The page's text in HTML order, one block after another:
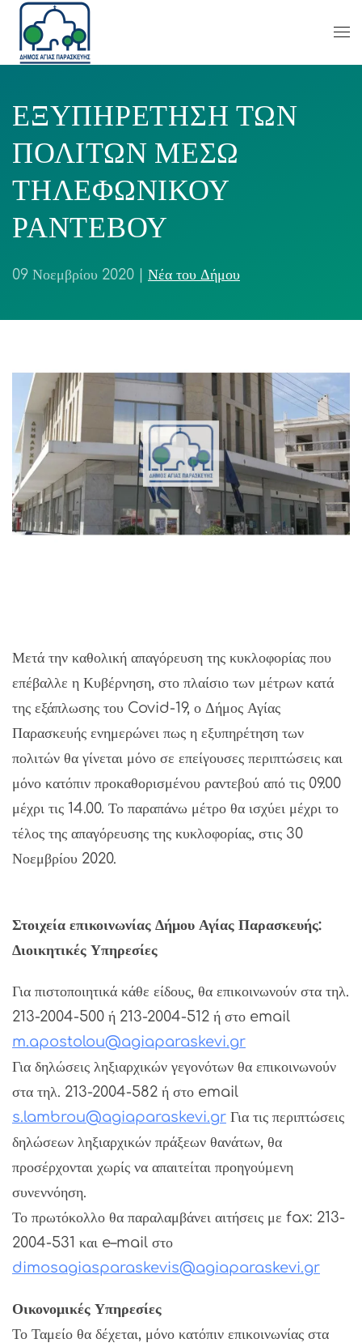
ΕΞΥΠΗΡΕΤΗΣΗ ΤΩΝ
ΠΟΛΙΤΩΝ ΜΕΣΩ
ΤΗΛΕΦΩΝΙΚΟΥ
ΡΑΝΤΕΒΟΥ
09 Νοεμβρίου 2020 Νέα του Δήμου
Μετά την καθολική απαγόρευση της κυκλοφορίας που
επέβαλλε η Κυβέρνηση, στο πλαίσιο των μέτρων κατά
της εξάπλωσης του Covid-19, ο Δήμος Αγίας
Παρασκευής ενημερώνει πως η εξυπηρέτηση των
πολιτών θα γίνεται μόνο σε επείγουσες περιπτώσεις και
μόνο κατόπιν προκαθορισμένου ραντεβού από τις 09.00
μέχρι τις 14.00. Το παραπάνω μέτρο θα ισχύει μέχρι το
τέλος της απαγόρευσης της κυκλοφορίας, στις 30
Νοεμβρίου 2020.
Στοιχεία επικοινωνίας Δήμου Αγίας Παρασκευής:
Διοικητικές Υπηρεσίες
Για πιστοποιητικά κάθε είδους, θα επικοινωνούν στα τηλ.
213-2004-500 ή 213-2004-512 ή στο email
m.apostolou@agiaparaskevi.gr
Για δηλώσεις ληξιαρχικών γεγονότων θα επικοινωνούν
στα τηλ. 213-2004-582 ή στο email
s.lambrou@agiaparaskevi.gr Για τις περιπτώσεις
δηλώσεων ληξιαρχικών πράξεων θανάτων, θα
προσέρχονται χωρίς να απαιτείται προηγούμενη
συνεννόηση.
Το πρωτόκολλο θα παραλαμβάνει αιτήσεις με fax: 213-
2004-531 και e–mail στο
dimosagiasparaskevis@agiaparaskevi.gr
Οικονομικές Υπηρεσίες
Το Ταμείο θα δέχεται, μόνο κατόπιν επικοινωνίας στα